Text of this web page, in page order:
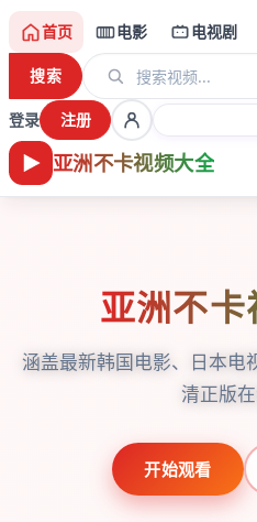
亚洲不卡视频大全
首页 电影 电视剧
搜索
登录 注册
亚洲不
涵盖最新韩国电影、日本电
清正版
开始观看